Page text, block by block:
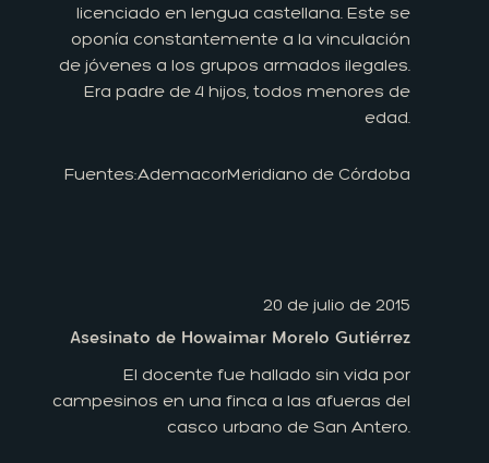
licenciado en lengua castellana. Este se
oponía constantemente a la vinculación
de jóvenes a los grupos armados ilegales.
Era padre de 4 hijos, todos menores de
edad.
Fuentes:AdemacorMeridiano de Córdoba
20 de julio de 2015
Asesinato de Howaimar Morelo Gutiérrez
El docente fue hallado sin vida por
campesinos en una finca a las afueras del
casco urbano de San Antero.